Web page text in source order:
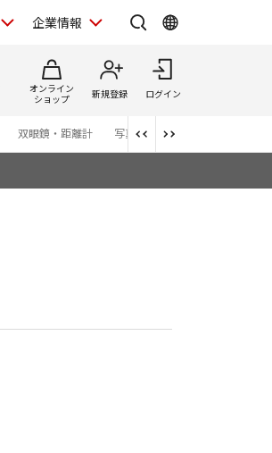
企業情報
オンライン
ショップ
新規登録 ログイン
双眼鏡・距離計 写真集 アプリ・ソフトウエ